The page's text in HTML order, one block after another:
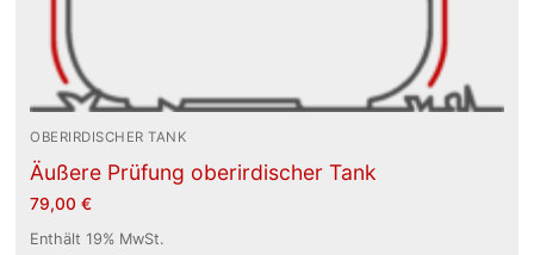
OBERIRDISCHER TANK
Äußere Prüfung oberirdischer Tank
79,00 €
Enthält 19% MwSt.